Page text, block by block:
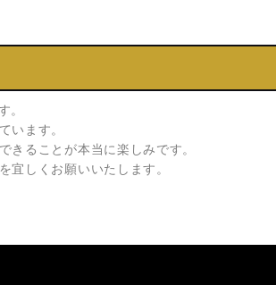
。
います。
きることが本当に楽しみです。
宜しくお願いいたします。